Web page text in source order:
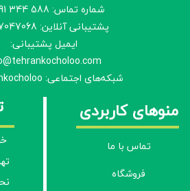
شماره تماس: 588 344 91 021
پشتیبانی آنلاین: 09907047068
ایمیل پشتیبانی:
شبکه‌های اجتماعی: tehrankocholoo
منوهای کاربردی
تماس با ما
فروشگاه